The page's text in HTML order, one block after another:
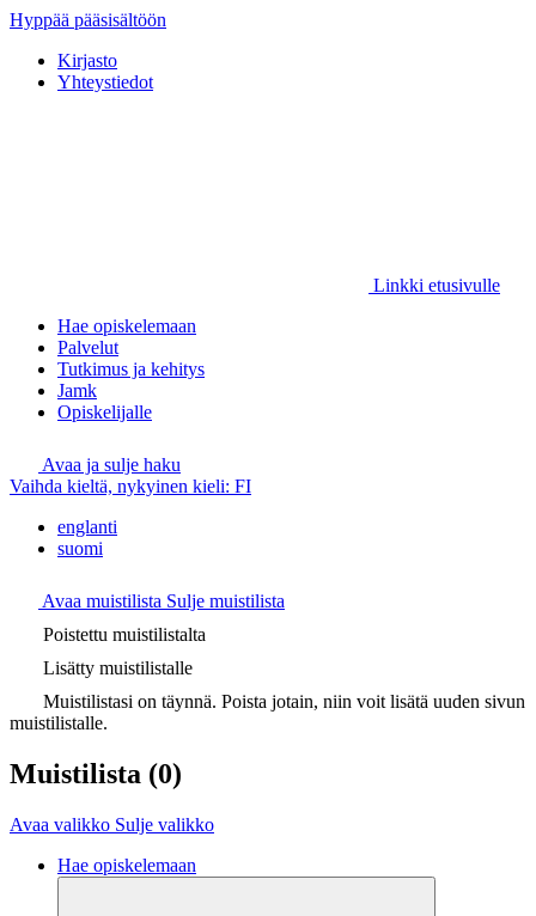
Hyppää pääsisältöön
Kirjasto
Yhteystiedot
Linkki etusivulle
Hae opiskelemaan
Palvelut
Tutkimus ja kehitys
Jamk
Opiskelijalle
Avaa ja sulje haku
Vaihda kieltä, nykyinen kieli: FI
englanti
suomi
Avaa muistilista Sulje muistilista
Poistettu muistilistalta
Lisätty muistilistalle
Muistilistasi on täynnä. Poista jotain, niin voit lisätä uuden sivun
muistilistalle.
Muistilista (0)
Avaa valikko Sulje valikko
Hae opiskelemaan